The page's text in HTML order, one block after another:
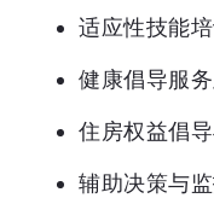
适应性技能
健康倡导服
住房权益倡
辅助决策与